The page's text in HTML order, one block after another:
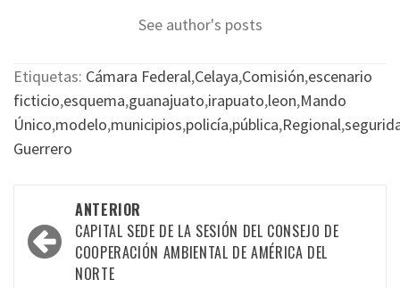
See author's posts
Etiquetas: Cámara Federal,Celaya,Comisión,escenario
ficticio,esquema,guanajuato,irapuato,leon,Mando
Único,modelo,municipios,policía,pública,Regional,
Guerrero
Navegación
por
las
ANTERIOR
CAPITAL SEDE DE LA SESIÓN DEL CONSEJO DE
COOPERACIÓN AMBIENTAL DE AMÉRICA DEL
NORTE